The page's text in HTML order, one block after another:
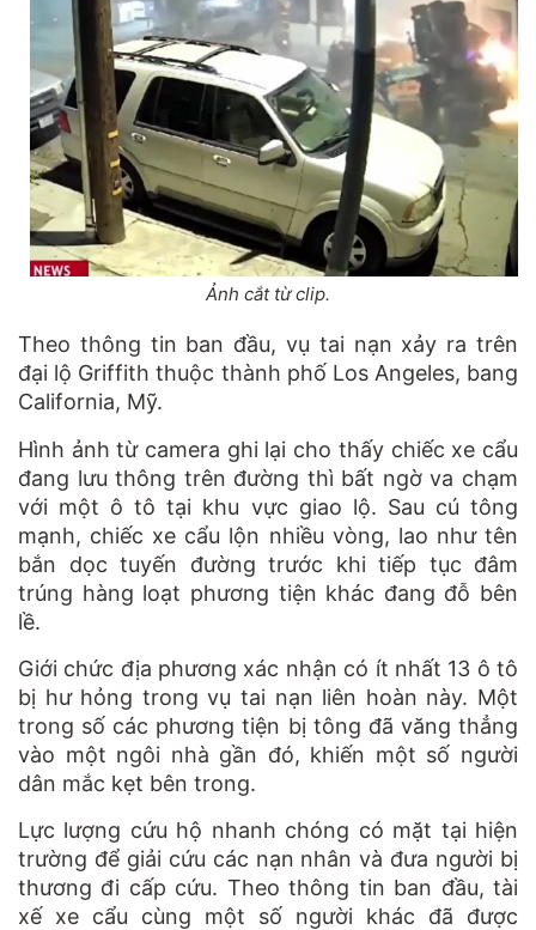
Ảnh cắt từ clip.
Theo thông tin ban đầu, vụ tai nạn xảy ra trên
đại lộ Griffith thuộc thành phố Los Angeles, bang
California, Mỹ.
Hình ảnh từ camera ghi lại cho thấy chiếc xe cẩu
đang lưu thông trên đường thì bất ngờ va chạm
với một ô tô tại khu vực giao lộ. Sau cú tông
mạnh, chiếc xe cẩu lộn nhiều vòng, lao như tên
bắn dọc tuyến đường trước khi tiếp tục đâm
trúng hàng loạt phương tiện khác đang đỗ bên
lề.
Giới chức địa phương xác nhận có ít nhất 13 ô tô
bị hư hỏng trong vụ tai nạn liên hoàn này. Một
trong số các phương tiện bị tông đã văng thẳng
vào một ngôi nhà gần đó, khiến một số người
dân mắc kẹt bên trong.
Lực lượng cứu hộ nhanh chóng có mặt tại hiện
trường để giải cứu các nạn nhân và đưa người bị
thương đi cấp cứu. Theo thông tin ban đầu, tài
xế xe cẩu cùng một số người khác đã được